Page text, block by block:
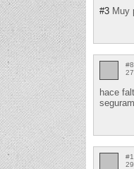
#3 Muy
hace